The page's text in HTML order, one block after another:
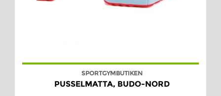
SPORTGYMBUTIKEN
PUSSELMATTA, BUDO-NORD